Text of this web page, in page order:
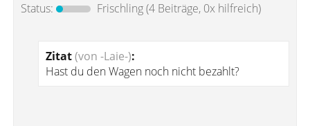
Status:
Frischling(4 Beiträge, 0x hilfreich)
Zitat(von -Laie-):
Hast du den Wagen noch nicht bezahlt?